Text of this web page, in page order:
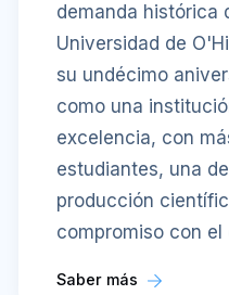
demanda histórica
Universidad de
su undécimo
como una
excelencia, con
estudiantes, una
producción
compromiso con el
Saber más